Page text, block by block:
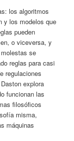
los algoritmos
y los modelos que
pueden
o viceversa, y
se
reglas para casi
regulaciones
explora
funcionan las
filosóficos
misma,
máquinas